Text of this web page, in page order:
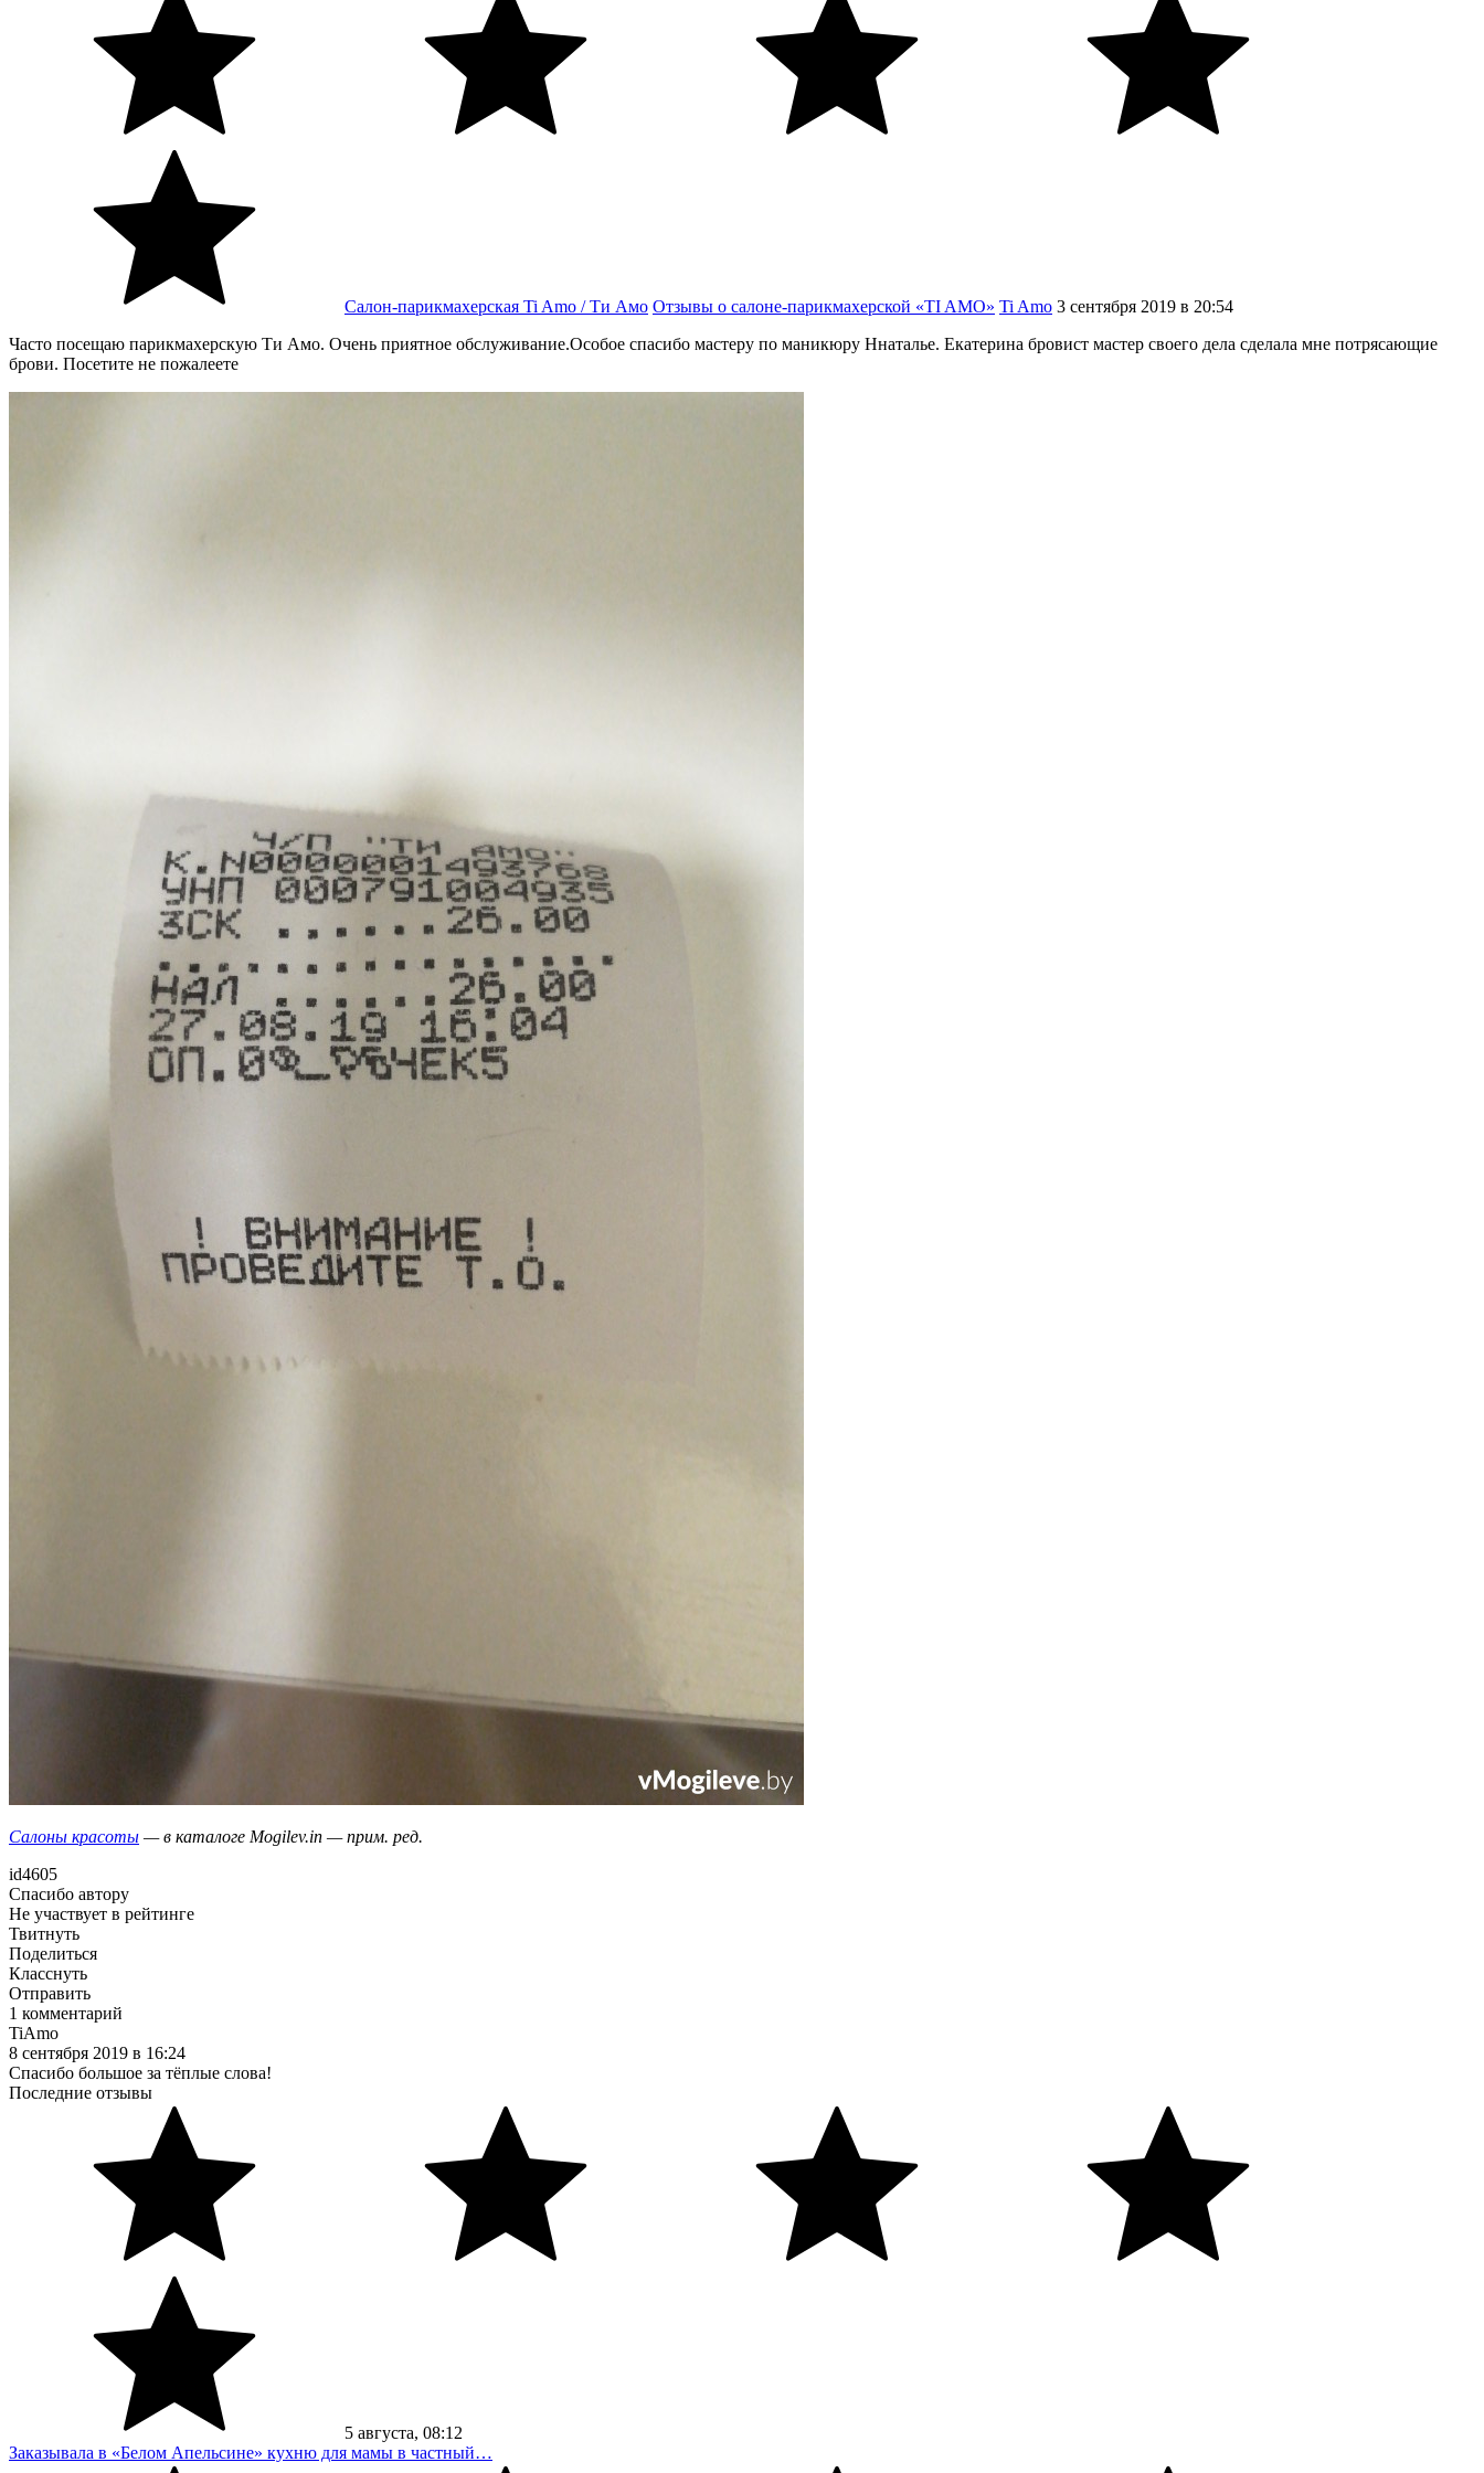
Салон-парикмахерская Ti Amo / Ти Амо Отзывы о салоне-парикмахерской «TI AMO» Ti Amo 3 сентября 2019 в 20:54
Часто посещаю парикмахерскую Ти Амо. Очень приятное обслуживание.Особое спасибо мастеру по маникюру Ннаталье. Екатерина бровист мастер своего дела сделала мне потрясающие
брови. Посетите не пожалеете
Салоны красоты — в каталоге Mogilev.in — прим. ред.
id4605
Спасибо автору
Не участвует в рейтинге
Твитнуть
Поделиться
Класснуть
Отправить
1 комментарий
TiAmo
8 сентября 2019 в 16:24
Спасибо большое за тёплые слова!
Последние отзывы
5 августа, 08:12
Заказывала в «Белом Апельсине» кухню для мамы в частный…